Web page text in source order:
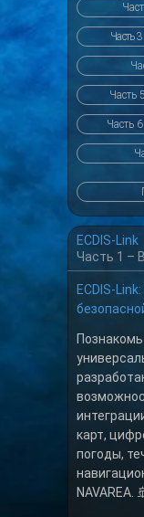
Часть 1 –
ECDIS-Link
карт,
погоды,
NAVAREA.
ECDIS-